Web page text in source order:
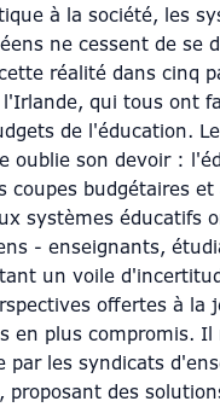
à la société, les
ne cessent de se
réalité dans cinq
l'Irlande, qui tous ont
de l'éducation.
oublie son devoir :
coupes budgétaires
systèmes éducatifs
- enseignants,
un voile
offertes à la
en plus compromis.
les syndicats
proposant des